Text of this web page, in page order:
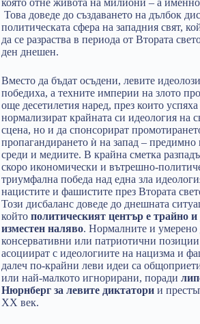
Това доведе до създаването на дълбок
политическата сфера на западния свят,
да се разраства в периода от Втората
ден днешен.
Вместо да бъдат осъдени, левите
победиха, а техните империи на злото
още десетилетия наред, през които
нормализират крайната си идеология на
сцена, но и да спонсорират
пропагандирането ѝ на запад – предимно
среди и медиите. В крайна сметка
скоро икономически и вътрешно-
триумфална победа над една зла
нацистите и фашистите през Втората
Този дисбаланс доведе до днешната
който политическият център е трайно и
изместен наляво. Нормалните и умерено
консервативни или патриотични позиции
асоциират с идеологиите на нацизма и
далеч по-крайни леви идеи са
или най-малкото игнорирани, поради
Нюрнберг за левите диктатори и
XX век.